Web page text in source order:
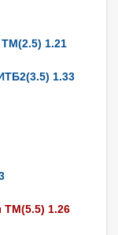
1.21
1.33
1.26